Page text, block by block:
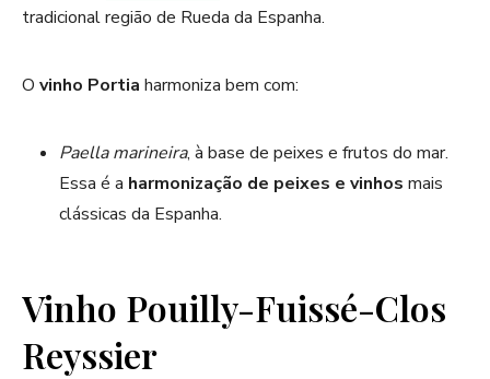
tradicional região de Rueda da Espanha.
O vinho Portia harmoniza bem com:
Paella marineira, à base de peixes e frutos do mar.
Essa é a harmonização de peixes e vinhos mais
clássicas da Espanha.
Vinho Pouilly-Fuissé-Clos
Reyssier